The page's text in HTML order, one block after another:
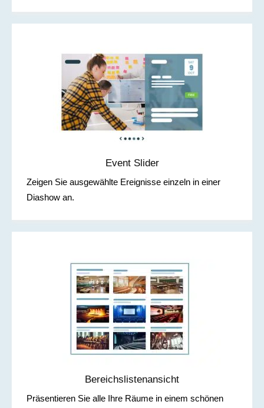
Event Slider
Zeigen Sie ausgewählte Ereignisse einzeln in einer
Diashow an.
Bereichslistenansicht
Präsentieren Sie alle Ihre Räume in einem schönen